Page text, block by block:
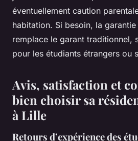
éventuellement caution
habitation. Si besoin, la
remplace le garant traditionnel,
pour les étudiants étrangers ou
Avis, satisfaction et
bien choisir sa
à Lille
Retours d’expérience des